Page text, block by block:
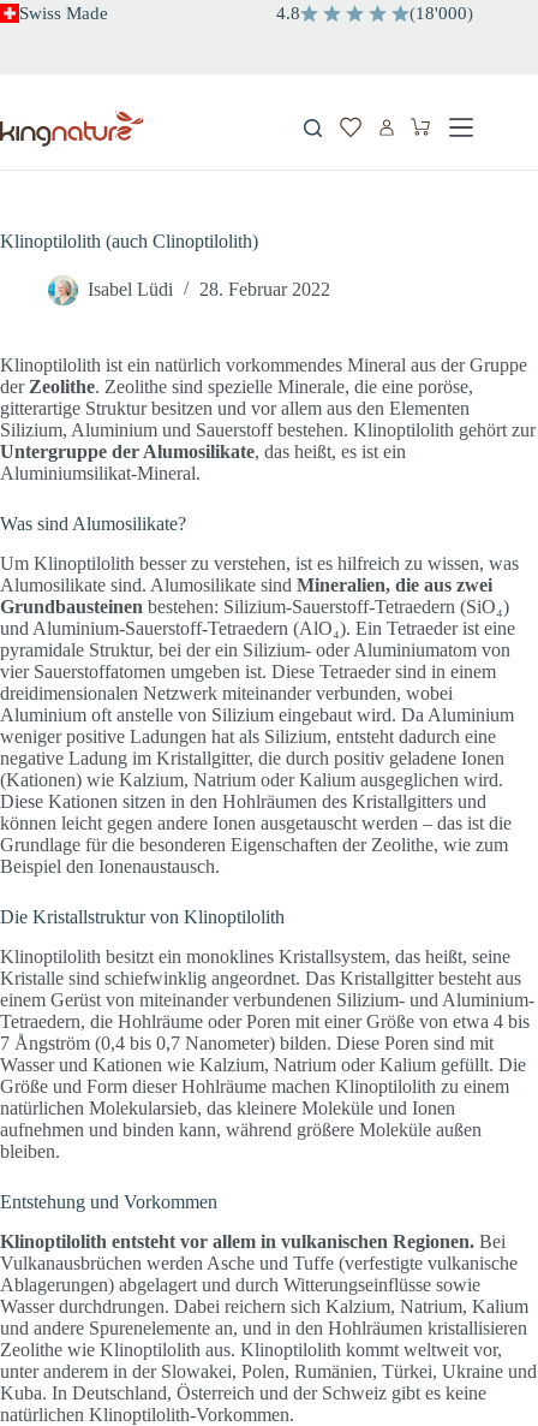
ZumSwiss Made 4.8 (18'000)
Warenkorb
Klinoptilolith (auch Clinoptilolith)
Isabel Lüdi 28. Februar 2022
Klinoptilolith ist ein natürlich vorkommendes Mineral aus der Gruppe
der Zeolithe. Zeolithe sind spezielle Minerale, die eine poröse,
gitterartige Struktur besitzen und vor allem aus den Elementen
Silizium, Aluminium und Sauerstoff bestehen. Klinoptilolith gehört zur
Untergruppe der Alumosilikate, das heißt, es ist ein
Aluminiumsilikat-Mineral.
Was sind Alumosilikate?
Um Klinoptilolith besser zu verstehen, ist es hilfreich zu wissen, was
Alumosilikate sind. Alumosilikate sind Mineralien, die aus zwei
Grundbausteinen bestehen: Silizium-Sauerstoff-Tetraedern (SiO₄)
und Aluminium-Sauerstoff-Tetraedern (AlO₄). Ein Tetraeder ist eine
pyramidale Struktur, bei der ein Silizium- oder Aluminiumatom von
vier Sauerstoffatomen umgeben ist. Diese Tetraeder sind in einem
dreidimensionalen Netzwerk miteinander verbunden, wobei
Aluminium oft anstelle von Silizium eingebaut wird. Da Aluminium
weniger positive Ladungen hat als Silizium, entsteht dadurch eine
negative Ladung im Kristallgitter, die durch positiv geladene Ionen
(Kationen) wie Kalzium, Natrium oder Kalium ausgeglichen wird.
Diese Kationen sitzen in den Hohlräumen des Kristallgitters und
können leicht gegen andere Ionen ausgetauscht werden – das ist die
Grundlage für die besonderen Eigenschaften der Zeolithe, wie zum
Beispiel den Ionenaustausch.
Die Kristallstruktur von Klinoptilolith
Klinoptilolith besitzt ein monoklines Kristallsystem, das heißt, seine
Kristalle sind schiefwinklig angeordnet. Das Kristallgitter besteht aus
einem Gerüst von miteinander verbundenen Silizium- und Aluminium-
Tetraedern, die Hohlräume oder Poren mit einer Größe von etwa 4 bis
7 Ångström (0,4 bis 0,7 Nanometer) bilden. Diese Poren sind mit
Wasser und Kationen wie Kalzium, Natrium oder Kalium gefüllt. Die
Größe und Form dieser Hohlräume machen Klinoptilolith zu einem
natürlichen Molekularsieb, das kleinere Moleküle und Ionen
aufnehmen und binden kann, während größere Moleküle außen
bleiben.
Entstehung und Vorkommen
Klinoptilolith entsteht vor allem in vulkanischen Regionen. Bei
Vulkanausbrüchen werden Asche und Tuffe (verfestigte vulkanische
Ablagerungen) abgelagert und durch Witterungseinflüsse sowie
Wasser durchdrungen. Dabei reichern sich Kalzium, Natrium, Kalium
und andere Spurenelemente an, und in den Hohlräumen kristallisieren
Zeolithe wie Klinoptilolith aus. Klinoptilolith kommt weltweit vor,
unter anderem in der Slowakei, Polen, Rumänien, Türkei, Ukraine und
Kuba. In Deutschland, Österreich und der Schweiz gibt es keine
natürlichen Klinoptilolith-Vorkommen.